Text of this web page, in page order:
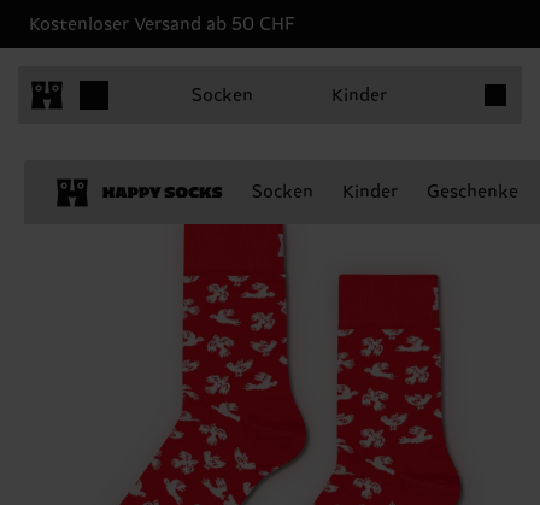
Kostenloser Versand ab 50 CHF
Socken Kinder
Socken Kinder Geschenke